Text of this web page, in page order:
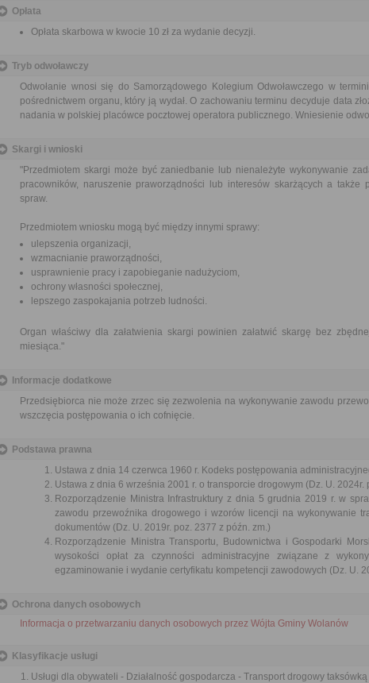
Opłata
Opłata skarbowa w kwocie 10 zł za wydanie decyzji.
Tryb odwoławczy
Odwołanie wnosi się do Samorządowego Kolegium Odwoławczego w
pośrednictwem organu, który ją wydał. O zachowaniu terminu decyduje data
nadania w polskiej placówce pocztowej operatora publicznego. Wniesienie
Skargi i wnioski
"Przedmiotem skargi może być zaniedbanie lub nienależyte wykonywanie
pracowników, naruszenie praworządności lub interesów skarżących a także
spraw.
Przedmiotem wniosku mogą być między innymi sprawy:
ulepszenia organizacji,
wzmacnianie praworządności,
usprawnienie pracy i zapobieganie nadużyciom,
ochrony własności społecznej,
lepszego zaspokajania potrzeb ludności.
Organ właściwy dla załatwienia skargi powinien załatwić skargę bez
miesiąca."
Informacje dodatkowe
Przedsiębiorca nie może zrzec się zezwolenia na wykonywanie zawodu
wszczęcia postępowania o ich cofnięcie.
Podstawa prawna
Ustawa z dnia 14 czerwca 1960 r. Kodeks postępowania
Ustawa z dnia 6 września 2001 r. o transporcie drogowym (Dz. U. 2024r.
Rozporządzenie Ministra Infrastruktury z dnia 5 grudnia 2019 r. w
zawodu przewoźnika drogowego i wzorów licencji na wykonywanie
dokumentów (Dz. U. 2019r. poz. 2377 z późn. zm.)
Rozporządzenie Ministra Transportu, Budownictwa i Gospodarki
wysokości opłat za czynności administracyjne związane z
egzaminowanie i wydanie certyfikatu kompetencji zawodowych (Dz. U.
Ochrona danych osobowych
Informacja o przetwarzaniu danych osobowych przez Wójta Gminy Wolanów
Klasyfikacje usługi
Usługi dla obywateli - Działalność gospodarcza - Transport drogowy taksówką